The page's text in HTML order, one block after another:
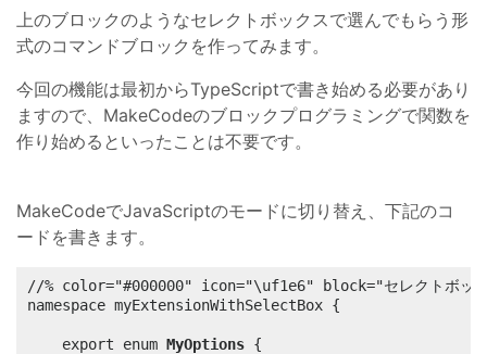
上のブロックのようなセレクトボックスで選んでもらう形
式のコマンドブロックを作ってみます。
今回の機能は最初からTypeScriptで書き始める必要があり
ますので、MakeCodeのブロックプログラミングで関数を
作り始めるといったことは不要です。
MakeCodeでJavaScriptのモードに切り替え、下記のコ
ードを書きます。
//% color="#000000" icon="\uf1e6" block="セレクトボック
namespace myExtensionWithSelectBox {
    export enum
MyOptions {